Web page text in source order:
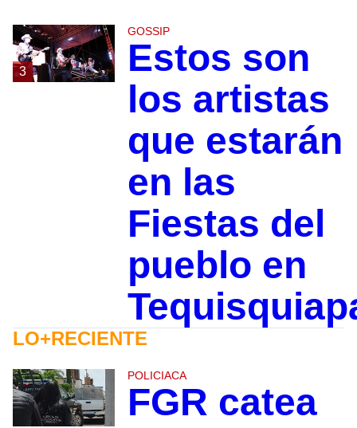
3
GOSSIP
Estos son
los artistas
que estarán
en las
Fiestas del
pueblo en
LO+RECIENTE
POLICIACA
FGR catea